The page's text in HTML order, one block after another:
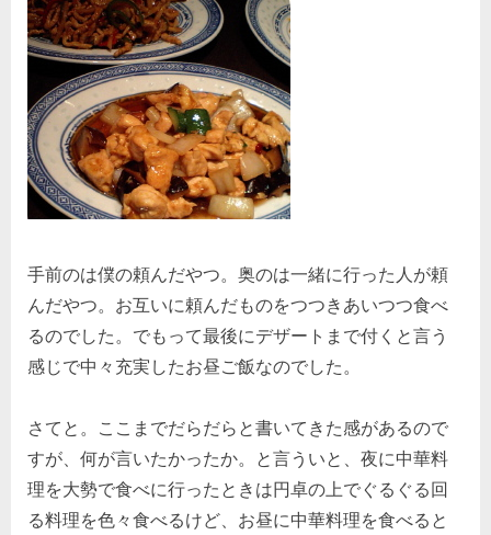
手前のは僕の頼んだやつ。奥のは一緒に行った人が頼
んだやつ。お互いに頼んだものをつつきあいつつ食べ
るのでした。でもって最後にデザートまで付くと言う
感じで中々充実したお昼ご飯なのでした。
さてと。ここまでだらだらと書いてきた感があるので
すが、何が言いたかったか。と言ういと、夜に中華料
理を大勢で食べに行ったときは円卓の上でぐるぐる回
る料理を色々食べるけど、お昼に中華料理を食べると